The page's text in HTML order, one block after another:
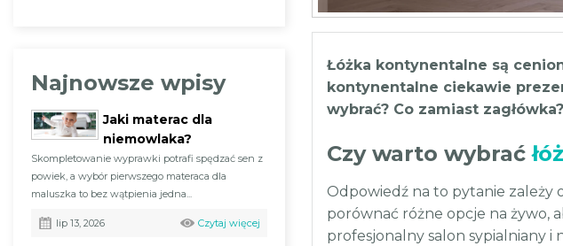
Najnowsze wpisy
Jaki materac dla
niemowlaka?
Skompletowanie wyprawki potrafi spędzać sen z
powiek, a wybór pierwszego materaca dla
maluszka to bez wątpienia jedna...
lip 13, 2026 Czytaj więcej
Łóżka kontynentalne są
kontynentalne ciekawie
wybrać? Co zamiast
Czy warto wybrać
Odpowiedź na to pytanie zależy
porównać różne opcje na żywo,
profesjonalny salon sypialniany i